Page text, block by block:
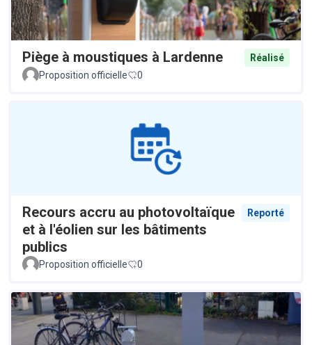
Piège à moustiques à Lardenne
Réalisé
Proposition officielle
0
Recours accru au photovoltaïque
et à l'éolien sur les bâtiments
publics
Reporté
Proposition officielle 0